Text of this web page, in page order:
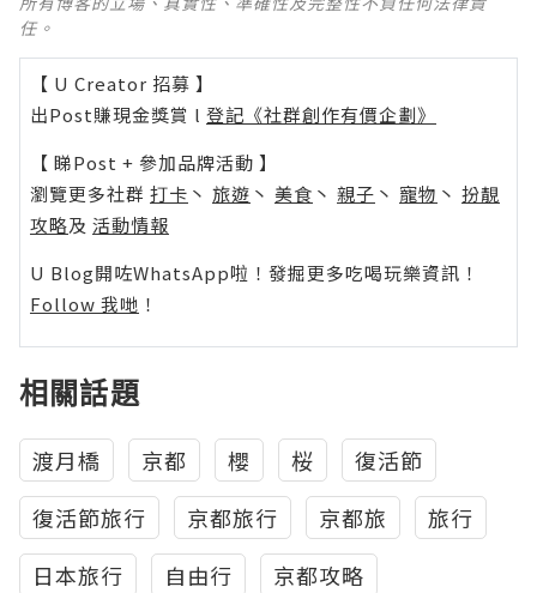
任。
【 U Creator 招募 】
出Post賺現金獎賞 l 登記《社群創作有價企劃》
【 睇Post + 參加品牌活動 】
瀏覽更多社群 打卡 丶 旅遊 丶 美食 丶 親子 丶 寵物 丶 扮靚
攻略及 活動情報
U Blog開咗WhatsApp啦！發掘更多吃喝玩樂資訊！
Follow 我哋 ！
相關話題
渡月橋 京都 櫻 桜
復活節
復活節旅行
京都旅行 京都旅
旅行
日本旅行
自由行
京都攻略